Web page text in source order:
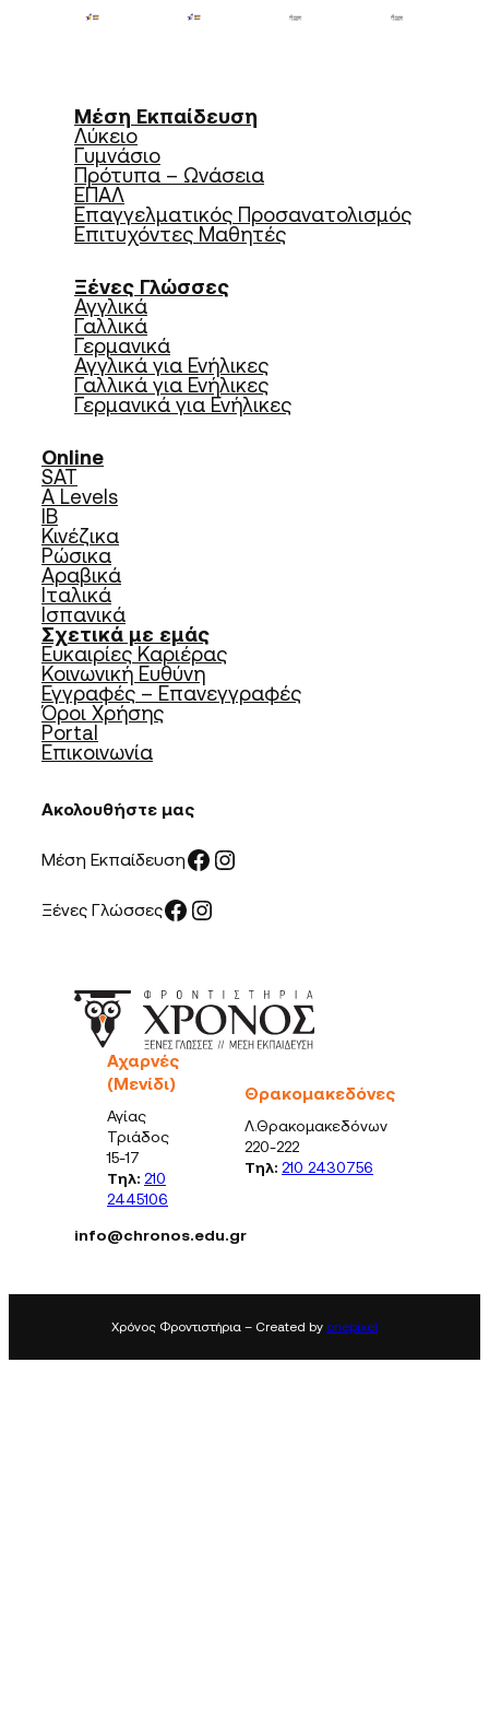
Μέση Εκπαίδευση
Λύκειο
Γυμνάσιο
Πρότυπα – Ωνάσεια
ΕΠΑΛ
Επαγγελματικός Προσανατολισμός
Επιτυχόντες Μαθητές
Ξένες Γλώσσες
Αγγλικά
Γαλλικά
Γερμανικά
Αγγλικά για Ενήλικες
Γαλλικά για Ενήλικες
Γερμανικά για Ενήλικες
Online
SAT
A Levels
IB
Κινέζικα
Ρώσικα
Αραβικά
Ιταλικά
Ισπανικά
Σχετικά με εμάς
Ευκαιρίες Καριέρας
Κοινωνική Ευθύνη
Εγγραφές – Επανεγγραφές
Όροι Χρήσης
Portal
Επικοινωνία
Ακολουθήστε μας
Μέση ΕκπαίδευσηFacebook Instagram
Ξένες ΓλώσσεςFacebook Instagram
Αχαρνές
(Μενίδι)
Αγίας
Τριάδος
15-17
Τηλ: 210
2445106
Θρακομακεδόνες
Λ.Θρακομακεδόνων
220-222
Τηλ: 210 2430756
info@chronos.edu.gr
Χρόνος Φροντιστήρια – Created by onepixel